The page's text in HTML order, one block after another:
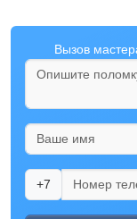
Вызов
+7